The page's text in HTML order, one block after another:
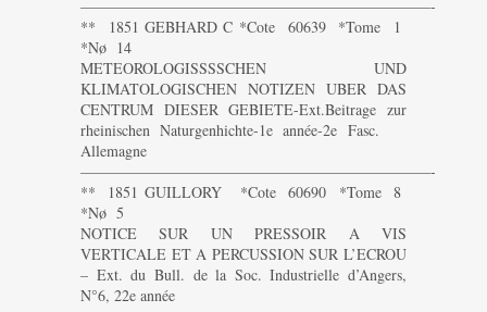
———————————————————————-
** 1851 GEBHARD C *Cote 60639 *Tome 1
*Nø 14
METEOROLOGISSSSCHEN UND
KLIMATOLOGISCHEN NOTIZEN UBER DAS
CENTRUM DIESER GEBIETE-Ext.Beitrage zur
rheinischen Naturgenhichte-1e année-2e Fasc.
Allemagne
———————————————————————-
** 1851 GUILLORY *Cote 60690 *Tome 8
*Nø 5
NOTICE SUR UN PRESSOIR A VIS
VERTICALE ET A PERCUSSION SUR L’ECROU
– Ext. du Bull. de la Soc. Industrielle d’Angers,
N°6, 22e année